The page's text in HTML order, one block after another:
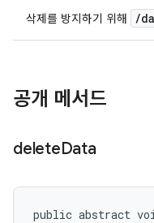
삭제를 방지하기 위해 /
공개 메서드
deleteData
public abstract